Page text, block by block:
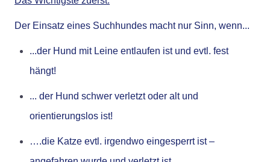
Der Einsatz eines Suchhundes macht nur Sinn, wenn...
...der Hund mit Leine entlaufen ist und evtl. fest
hängt!
... der Hund schwer verletzt oder alt und
orientierungslos ist!
….die Katze evtl. irgendwo eingesperrt ist –